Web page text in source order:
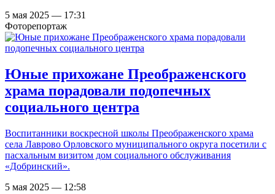
5 мая 2025 — 17:31
Фоторепортаж
Юные прихожане Преображенского
храма порадовали подопечных
социального центра
Воспитанники воскресной школы Преображенского храма
села Лаврово Орловского муниципального округа посетили с
пасхальным визитом дом социального обслуживания
«Добринский».
5 мая 2025 — 12:58